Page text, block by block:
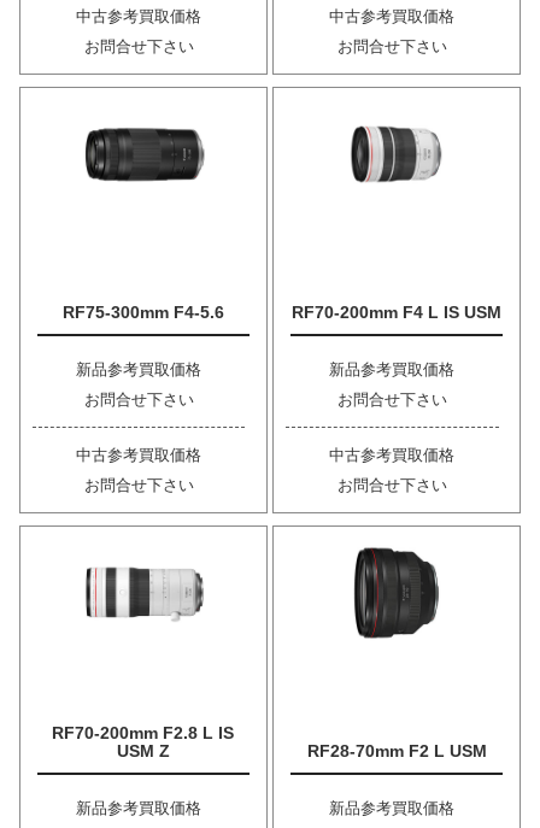
中古参考買取価格
お問合せ下さい
中古参考買取価格
お問合せ下さい
RF75-300mm F4-5.6
新品参考買取価格
お問合せ下さい
中古参考買取価格
お問合せ下さい
RF70-200mm F4 L IS USM
新品参考買取価格
お問合せ下さい
中古参考買取価格
お問合せ下さい
RF70-200mm F2.8 L IS
USM Z
新品参考買取価格
RF28-70mm F2 L USM
新品参考買取価格